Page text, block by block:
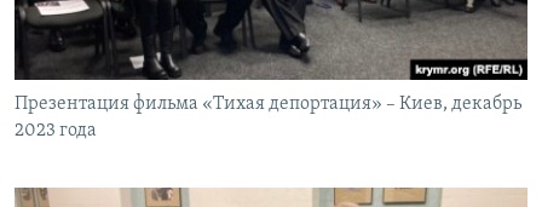
Презентация фильма «Тихая депортация» – Киев, декабрь
2023 года